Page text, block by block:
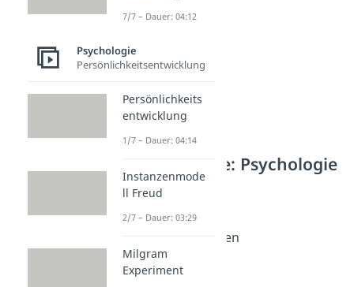
Weitere Inhalte: Psychologie
Freundschaft
Dauer: 02:55
Freundschaft beenden
Dauer: 02:55
7/7 – Dauer: 04:12
Psychologie
Persönlichkeitsentwicklung
Persönlichkeits
entwicklung
1/7 – Dauer: 04:14
Instanzenmode
ll Freud
2/7 – Dauer: 03:29
Milgram
Experiment